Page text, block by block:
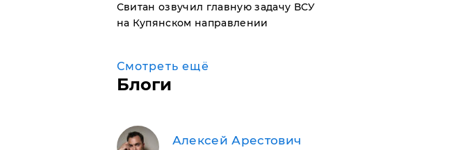
Свитан озвучил главную задачу ВСУ
на Купянском направлении
Смотреть ещё
Блоги
Алексей Арестович